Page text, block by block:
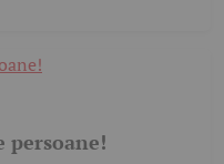
persoane!